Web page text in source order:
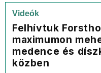
Videók
Felhívtuk
maximumon
medence és
közben